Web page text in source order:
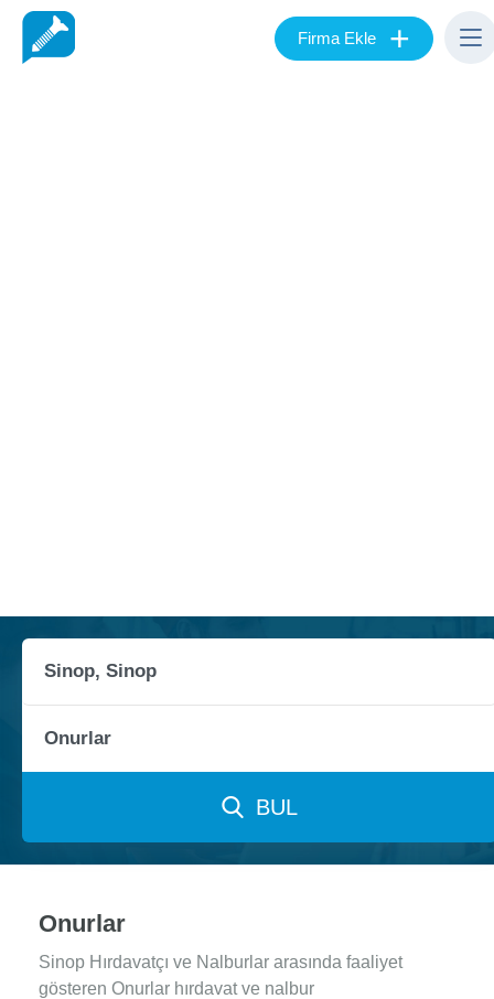
Firma Ekle +
BUL
Onurlar
Sinop Hırdavatçı ve Nalburlar arasında faaliyet
gösteren Onurlar hırdavat ve nalbur